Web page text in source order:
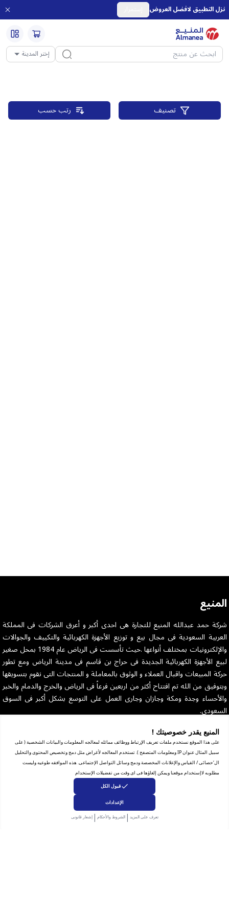
المنيع يقدر خصوصيتك !
على هذا الموقع نستخدم ملفات تعريف الإرتباط ووظائف مماثله لمعالجه المعلومات والبيانات الشخصية ( على
سبيل المثال عنوان IP ومعلومات المتصفح ). تستخدم المعالجه لأغراض مثل دمج وتخصيص المحتوى والتحليل
ال‘حصائى / القياس والإعلانات المخصصة ودمج وسائل التواصل الإجتماعى. هذه الموافقه طوعيه وليست
مطلوبه لاإستخدام موقعنا ويمكن إلغاؤها فى اى وقت من تفضيلات الإستخدام
قبول الكل
الإعدادات
تعرف على المزيد |الشروط والأحكام |إشعار قانونى
نزل التطبيق لافضل العروض
إختر المدينة
تصنيف رتب حسب
المنيع
شركة حمد عبدالله المنيع للتجارة هى احدى أكبر و أعرق الشركات فى المملكة
العربية السعودية فى مجال بيع و توزيع الأجهزة الكهربائية والتكييف والجوالات
والإلكترونيات بمختلف أنواعها .حيث تأسست فى الرياض عام 1984 بمحل صغير
لبيع الأجهزة الكهربائية الجديدة فى حراج بن قاسم فى مدينة الرياض ومع تطور
حركة المبيعات واقبال العملاء و الوثوق بالمعاملة و المنتجات التى نقوم بتسويقها
وبتوفيق من الله تم افتتاح أكثر من اربعين فرعاً فى الرياض والخرج والدمام والخبر
والأحساء وجدة ومكة وجازان وجارى العمل على التوسع بشكل أكبر فى السوق
السعودى.